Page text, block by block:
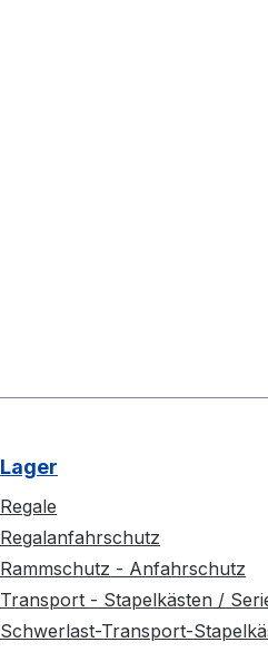
Lager
Regale
Regalanfahrschutz
Rammschutz - Anfahrschutz
Transport - Stapelkästen /
Schwerlast-Transport-